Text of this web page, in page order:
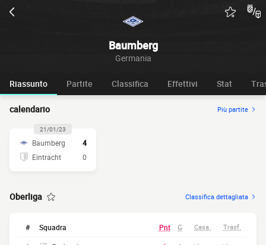
Baumberg
Germania
Riassunto Partite Classifica Effettivi Stat
calendario Più partite
21/01/23
Baumberg
4
Eintracht
0
Oberliga Classifica dettagliata
# Squadra Pnt G Casa. Trasf.